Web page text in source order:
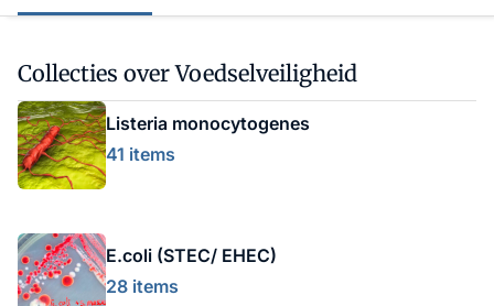
Collecties over Voedselveiligheid
Listeria monocytogenes
41 items
E.coli (STEC/ EHEC)
28 items